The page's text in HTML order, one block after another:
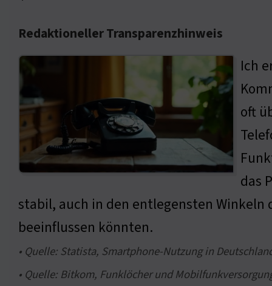
Redaktioneller Transparenzhinweis
Ich
oft
das
stabil, auch in den entlegensten Winkeln
beeinflussen könnten.
• Quelle: Statista, Smartphone-Nutzung in
• Quelle: Bitkom, Funklöcher und